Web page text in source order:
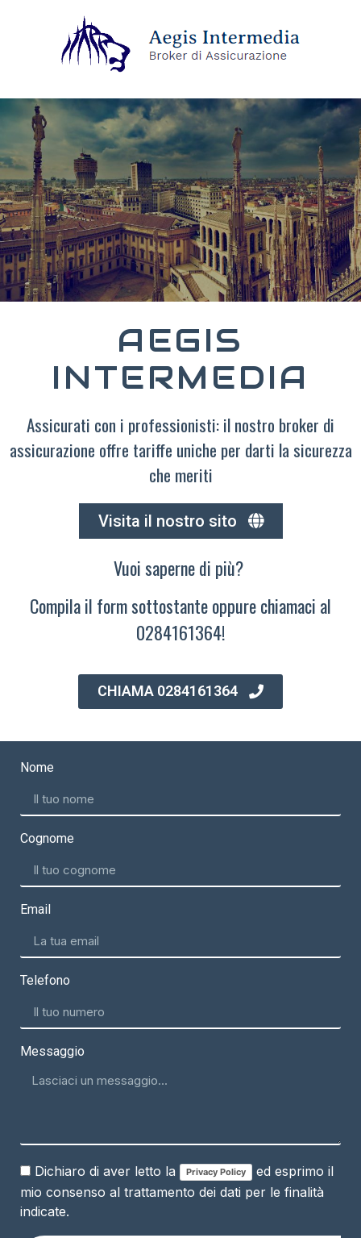
AEGIS
INTERMEDIA
Assicurati con i professionisti: il nostro broker di
assicurazione offre tariffe uniche per darti la sicurezza
che meriti
Visita il nostro sito
Vuoi saperne di più?
Compila il form sottostante oppure chiamaci al
0284161364!
CHIAMA 0284161364
Nome
Cognome
Email
Telefono
Messaggio
Dichiaro di aver letto la Privacy Policy
ed esprimo il
mio consenso al trattamento dei dati per le finalità
indicate.